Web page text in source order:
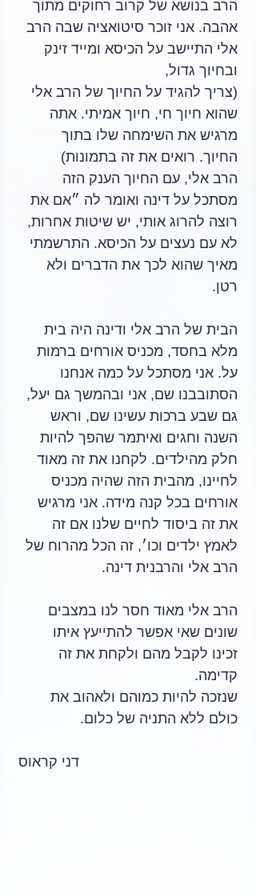
הרב בנושא של קרוב רחוקים מתוך
אהבה. אני זוכר סיטואציה שבה הרב
אלי התיישב על הכיסא ומייד זינק
ובחיוך גדול,
(צריך להגיד על החיוך של הרב אלי
שהוא חיוך חי, חיוך אמיתי. אתה
מרגיש את השימחה שלו בתוך
החיוך. רואים את זה בתמונות)
הרב אלי, עם החיוך הענק הזה
מסתכל על דינה ואומר לה ״אם את
רוצה להרוג אותי, יש שיטות אחרות,
לא עם נעצים על הכיסא. התרשמתי
מאיך שהוא לכך את הדברים ולא
רטן.
הבית של הרב אלי ודינה היה בית
מלא בחסד, מכניס אורחים ברמות
על. אני מסתכל על כמה אנחנו
הסתובבנו שם, אני ובהמשך גם יעל,
גם שבע ברכות עשינו שם, וראש
השנה וחגים ואיתמר שהפך להיות
חלק מהילדים. לקחנו את זה מאוד
לחיינו, מהבית הזה שהיה מכניס
אורחים בכל קנה מידה. אני מרגיש
את זה ביסוד לחיים שלנו אם זה
לאמץ ילדים וכו׳, זה הכל מהרוח של
הרב אלי והרבנית דינה.
הרב אלי מאוד חסר לנו במצבים
שונים שאי אפשר להתייעץ איתו
זכינו לקבל מהם ולקחת את זה
קדימה.
שנזכה להיות כמוהם ולאהוב את
כולם ללא התניה של כלום.
דני קראוס